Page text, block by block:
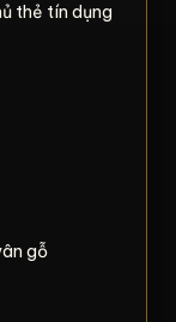
thẻ tín dụng
gỗ